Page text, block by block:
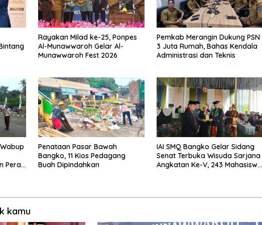
Rayakan Milad ke-25, Ponpes
Al-Munawwaroh Gelar Al-
Munawwaroh Fest 2026
Pemkab Merangin Dukung PSN
3 Juta Rumah, Bahas Kendala
Administrasi dan Teknis
Peran
Penataan Pasar Bawah
Bangko, 11 Kios Pedagang
Buah Dipindahkan
IAI SMQ Bangko Gelar Sidang
Senat Terbuka Wisuda Sarjana
Angkatan Ke-V, 243 Mahasiswa
kamu